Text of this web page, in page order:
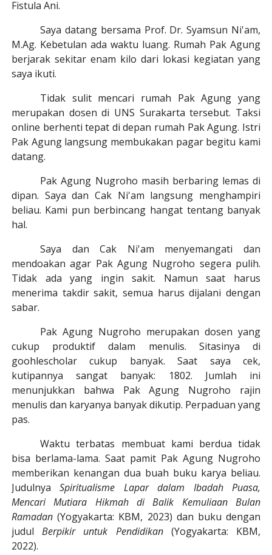
Fistula Ani.
Saya datang bersama Prof. Dr. Syamsun Ni'am,
M.Ag. Kebetulan ada waktu luang. Rumah Pak Agung
berjarak sekitar enam kilo dari lokasi kegiatan yang
saya ikuti.
Tidak sulit mencari rumah Pak Agung yang
merupakan dosen di UNS Surakarta tersebut. Taksi
online berhenti tepat di depan rumah Pak Agung. Istri
Pak Agung langsung membukakan pagar begitu kami
datang.
Pak Agung Nugroho masih berbaring lemas di
dipan. Saya dan Cak Ni'am langsung menghampiri
beliau. Kami pun berbincang hangat tentang banyak
hal.
Saya dan Cak Ni'am menyemangati dan
mendoakan agar Pak Agung Nugroho segera pulih.
Tidak ada yang ingin sakit. Namun saat harus
menerima takdir sakit, semua harus dijalani dengan
sabar.
Pak Agung Nugroho merupakan dosen yang
cukup produktif dalam menulis. Sitasinya di
goohlescholar cukup banyak. Saat saya cek,
kutipannya sangat banyak: 1802. Jumlah ini
menunjukkan bahwa Pak Agung Nugroho rajin
menulis dan karyanya banyak dikutip. Perpaduan yang
pas.
Waktu terbatas membuat kami berdua tidak
bisa berlama-lama. Saat pamit Pak Agung Nugroho
memberikan kenangan dua buah buku karya beliau.
JudulnyaSpiritualisme Lapar dalam Ibadah Puasa,
Mencari Mutiara Hikmah di Balik Kemuliaan Bulan
Ramadan(Yogyakarta: KBM, 2023) dan buku dengan
judulBerpikir untuk Pendidikan (Yogyakarta: KBM,
2022).